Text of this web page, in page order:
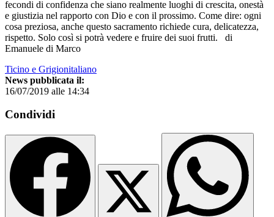
Ticino e Grigionitaliano
News pubblicata il:
16/07/2019 alle 14:34
Condividi